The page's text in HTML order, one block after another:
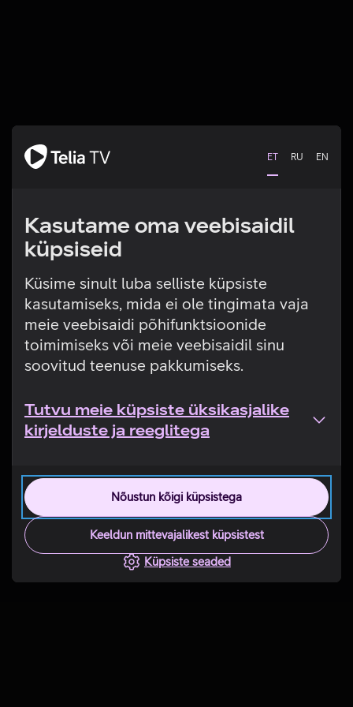
ET RU EN
Kasutame oma veebisaidil
küpsiseid
Küsime sinult luba selliste küpsiste
kasutamiseks, mida ei ole tingimata vaja
meie veebisaidi põhifunktsioonide
toimimiseks või meie veebisaidil sinu
soovitud teenuse pakkumiseks.
Tutvu meie küpsiste üksikasjalike
kirjelduste ja reeglitega
Nõustun kõigi küpsistega
Keeldun mittevajalikest küpsistest
Küpsiste seaded
Tehniline viga